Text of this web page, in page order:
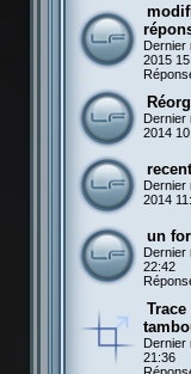
Dernier
2015
Dernier
2014
Dernier
2014
un
Dernier
22:42
Dernier
21:36